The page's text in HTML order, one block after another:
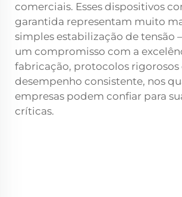
comerciais. Esses dispositivos
garantida representam muito
simples estabilização de tensão
um compromisso com a
fabricação, protocolos rigorosos
desempenho consistente, nos
empresas podem confiar para
críticas.